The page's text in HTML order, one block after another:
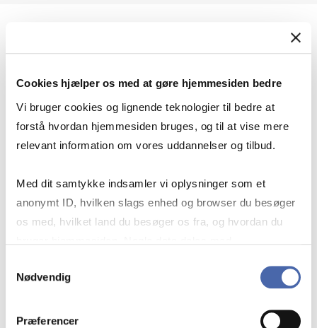
Cookies hjælper os med at gøre hjemmesiden bedre
Vi bruger cookies og lignende teknologier til bedre at
forstå hvordan hjemmesiden bruges, og til at vise mere
relevant information om vores uddannelser og tilbud.
Med dit samtykke indsamler vi oplysninger som et
anonymt ID, hvilken slags enhed og browser du besøger
os med, hvilket land du besøger os fra, og hvordan du
markedsføring. Du bestemmer selv - og kan altid trække
Nødvendig
Præferencer
Geopolitik og businesssikkerhed
navigerer man som virksomhed?